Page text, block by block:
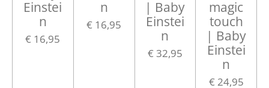
Einstei
n
€ 16,95
n
€ 16,95
| Baby
Einstei
n
€ 32,95
magic
touch
| Baby
Einstei
n
€ 24,95